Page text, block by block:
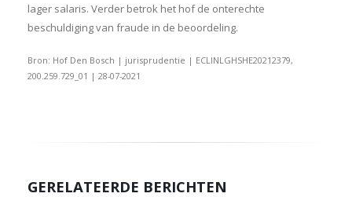
lager salaris. Verder betrok het hof de onterechte
beschuldiging van fraude in de beoordeling.
Bron: Hof Den Bosch | jurisprudentie | ECLINLGHSHE20212379,
200.259.729_01 | 28-07-2021
GERELATEERDE BERICHTEN